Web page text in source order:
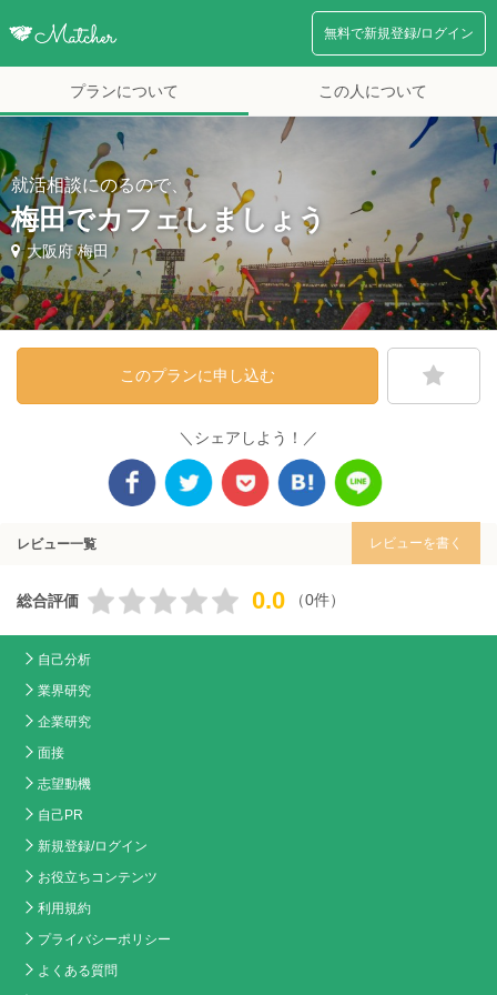
無料で新規登録/ログイン
プランについて この人について
就活相談にのるので、
梅田でカフェしましょう
大阪府 梅田
このプランに申し込む
＼シェアしよう！／
レビュー一覧 レビューを書く
総合評価 0.0 （0件）
自己分析
業界研究
企業研究
面接
志望動機
自己PR
新規登録/ログイン
お役立ちコンテンツ
利用規約
プライバシーポリシー
よくある質問